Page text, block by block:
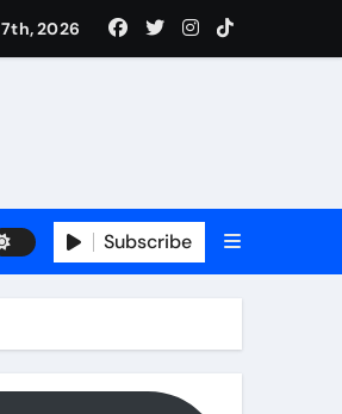
muchos querían saber
2026
Subscribe